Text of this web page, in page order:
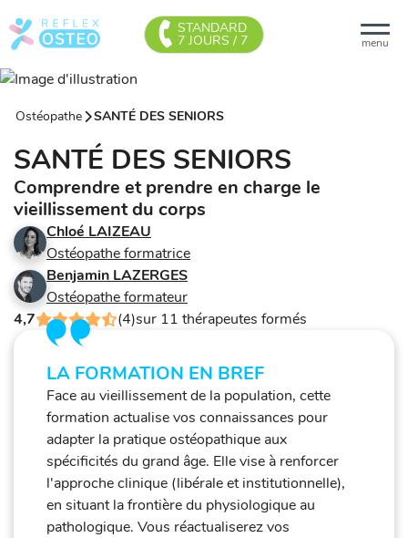
menu
STANDARD
7 JOURS / 7
Ostéopathe SANTÉ DES SENIORS
SANTÉ DES SENIORS
Comprendre et prendre en charge le
vieillissement du corps
Chloé LAIZEAU
Ostéopathe formatrice
Benjamin LAZERGES
Ostéopathe formateur
4,7
(4)sur 11 thérapeutes formés
LA FORMATION EN BREF
Face au vieillissement de la population, cette
formation actualise vos connaissances pour
adapter la pratique ostéopathique aux
spécificités du grand âge. Elle vise à renforcer
l'approche clinique (libérale et institutionnelle),
en situant la frontière du physiologique au
pathologique. Vous réactualiserez vos